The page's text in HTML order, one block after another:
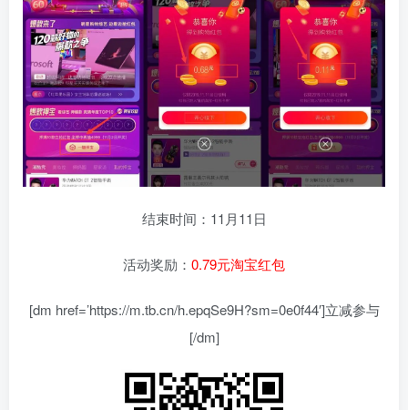
结束时间：11月11日
活动奖励： 0.79元淘宝红包
[dm href=’https://m.tb.cn/h.epqSe9H?sm=0e0f44′]立减参与
[/dm]